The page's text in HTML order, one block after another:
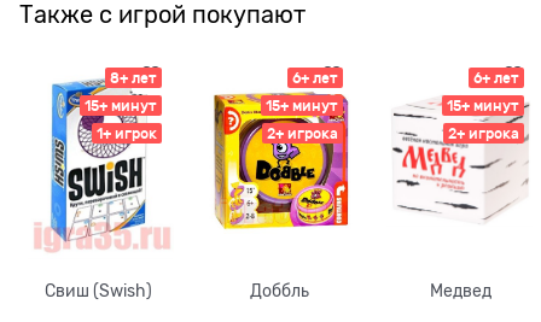
Также с игрой покупают
8+ лет
15+ минут
1+ игрок
Свиш (Swish)
6+ лет
15+ минут
2+ игрока
Доббль
6+ лет
15+ минут
2+ игрока
Медвед